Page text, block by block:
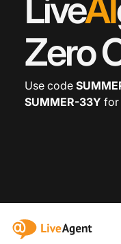
LiveAI
Zero
Use code
SUMMER-33Y for
:site.title